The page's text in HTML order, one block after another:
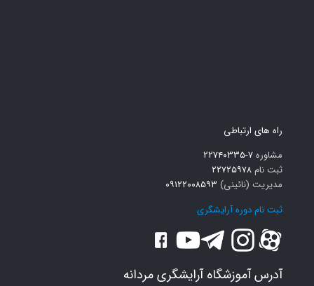
راه های ارتباطی
مشاوره۷-۲۲۷۴۰۳۳۵
ثبت نام ۲۲۷۲۵۹۷۸
مدیریت (نائینی) ۰۹۱۲۲۰۰۸۵۹۳
ثبت نام دوره آرایشگری
آدرس آموزشگاه آرایشگری مردانه